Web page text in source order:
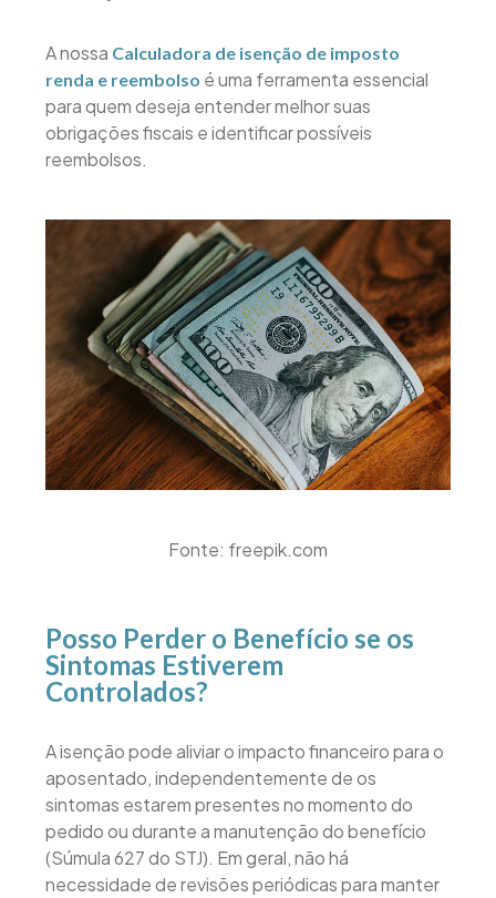
A nossa Calculadora de isenção de imposto
renda e reembolso é uma ferramenta essencial
para quem deseja entender melhor suas
obrigações fiscais e identificar possíveis
reembolsos.
Fonte: freepik.com
Posso Perder o Benefício se os
Sintomas Estiverem
Controlados?
A isenção pode aliviar o impacto financeiro para o
aposentado, independentemente de os
sintomas estarem presentes no momento do
pedido ou durante a manutenção do benefício
(Súmula 627 do STJ). Em geral, não há
necessidade de revisões periódicas para manter